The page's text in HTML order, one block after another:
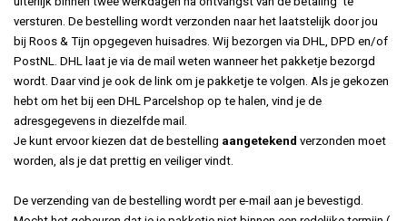
versturen. De bestelling wordt verzonden naar het laatstelijk door jou
bij Roos & Tijn opgegeven huisadres. Wij bezorgen via DHL, DPD en/of
PostNL. DHL laat je via de mail weten wanneer het pakketje bezorgd
wordt. Daar vind je ook de link om je pakketje te volgen. Als je gekozen
hebt om het bij een DHL Parcelshop op te halen, vind je de
adresgegevens in diezelfde mail.
Je kunt ervoor kiezen dat de bestelling aangetekend verzonden moet
worden, als je dat prettig en veiliger vindt.
De verzending van de bestelling wordt per e-mail aan je bevestigd.